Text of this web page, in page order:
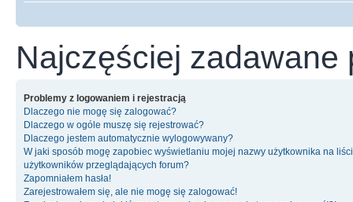
Najczęściej zadawane
Problemy z logowaniem i rejestracją
Dlaczego nie mogę się zalogować?
Dlaczego w ogóle muszę się rejestrować?
Dlaczego jestem automatycznie wylogowywany?
W jaki sposób mogę zapobiec wyświetlaniu mojej nazwy użytkownika na
użytkowników przeglądających forum?
Zapomniałem hasła!
Zarejestrowałem się, ale nie mogę się zalogować!